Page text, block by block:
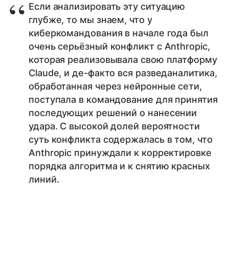
Если анализировать эту ситуацию
глубже, то мы знаем, что у
киберкомандования в начале года был
очень серьёзный конфликт с Anthropic,
которая реализовывала свою платформу
Claude, и де-факто вся разведаналитика,
обработанная через нейронные сети,
поступала в командование для принятия
последующих решений о нанесении
удара. С высокой долей вероятности
суть конфликта содержалась в том, что
Anthropic принуждали к корректировке
порядка алгоритма и к снятию красных
линий.